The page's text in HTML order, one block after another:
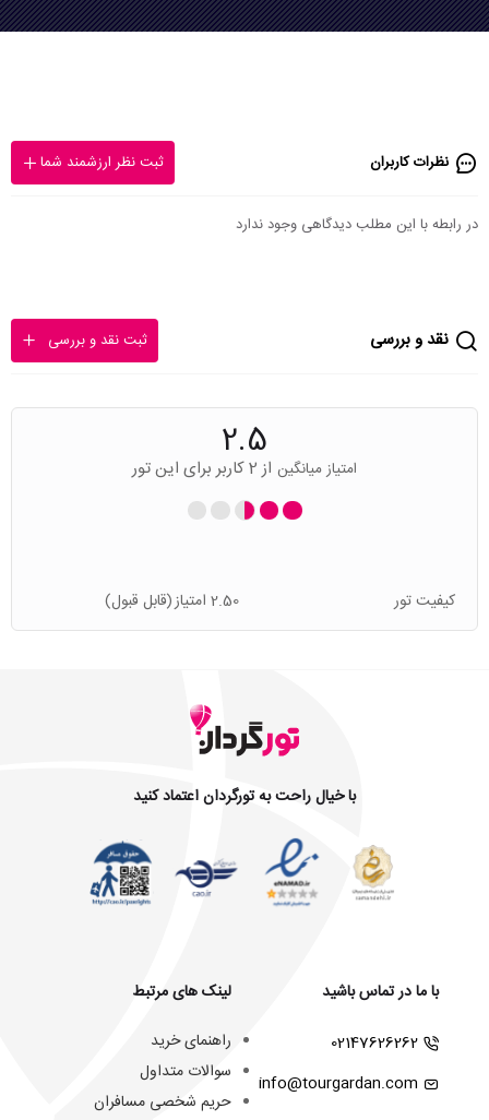
نظرات کاربران ثبت نظر ارزشمند شما
در رابطه با این مطلب دیدگاهی وجود ندارد
نقد و بررسی ثبت نقد و بررسی
2.5
امتیاز میانگین از 2 کاربر برای این تور
کیفیت تور 2.50 امتیاز (قابل قبول)
با خیال راحت به تورگردان اعتماد کنید
با ما در تماس باشید
02147626262
info@tourgardan.com
لینک های مرتبط
راهنمای خرید
سوالات متداول
حریم شخصی مسافران